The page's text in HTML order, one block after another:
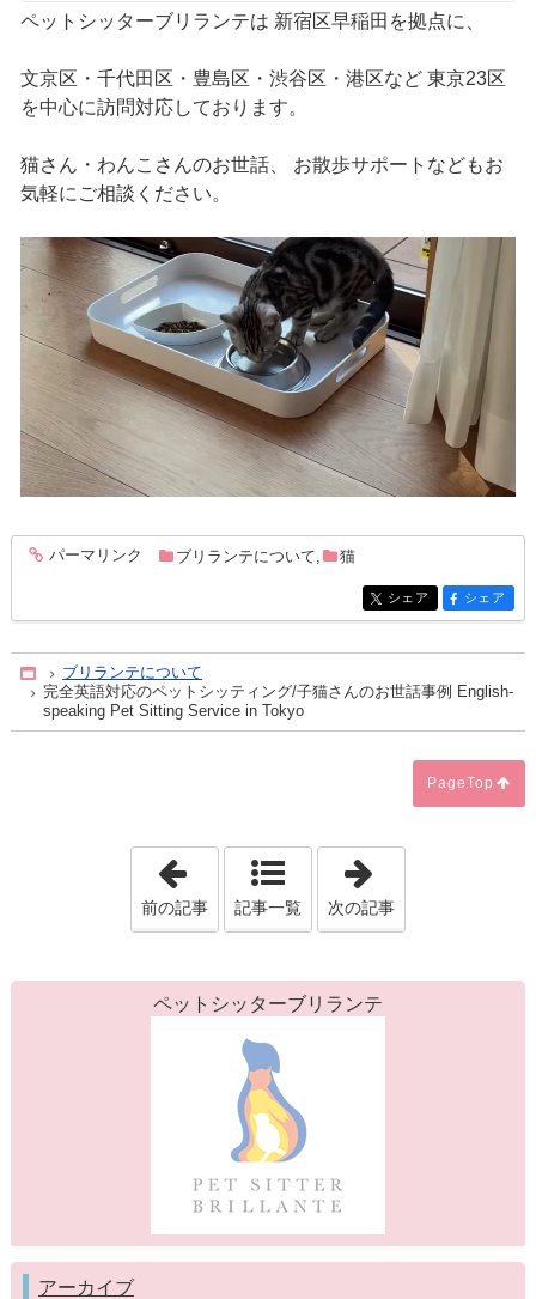
ペットシッターブリランテは 新宿区早稲田を拠点に、
文京区・千代田区・豊島区・渋谷区・港区など 東京23区
を中心に訪問対応しております。
猫さん・わんこさんのお世話、 お散歩サポートなどもお
気軽にご相談ください。
entry343
パーマリンク ブリランテについて 猫
entry343
シェア entry343
シェア
Home
ブリランテについて
完全英語対応のペットシッティング/子猫さんのお世話事例 English-
speaking Pet Sitting Service in Tokyo
PageTop
「カサ・デ・アンジェラのリングドッ
前の記事 記事一覧 次の記事
ペットシッターブリランテ
アーカイブ